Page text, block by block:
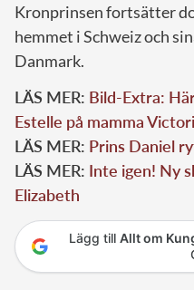
Kronprinsen fortsätter
hemmet i Schweiz och
Danmark.
LÄS MER: Bild-Extra:
Estelle på mamma
LÄS MER: Prins Daniel
LÄS MER: Inte igen! Ny
Elizabeth
Lägg till Allt om